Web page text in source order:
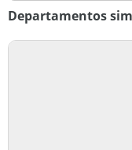
Departamentos